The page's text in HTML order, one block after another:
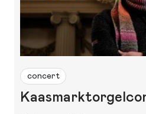
concert